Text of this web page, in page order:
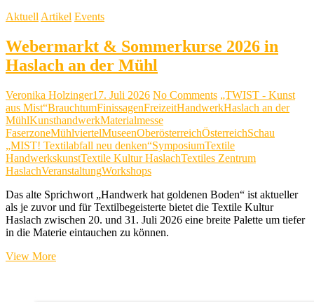
Aktuell Artikel Events
Webermarkt & Sommerkurse 2026 in
Haslach an der Mühl
Veronika Holzinger17. Juli 2026 No Comments „TWIST - Kunst
aus Mist“BrauchtumFinissagenFreizeitHandwerkHaslach an der
MühlKunsthandwerkMaterialmesse
FaserzoneMühlviertelMuseenOberösterreichÖsterreichSchau
„MIST! Textilabfall neu denken“SymposiumTextile
HandwerkskunstTextile Kultur HaslachTextiles Zentrum
HaslachVeranstaltungWorkshops
Das alte Sprichwort „Handwerk hat goldenen Boden“ ist aktueller
als je zuvor und für Textilbegeisterte bietet die Textile Kultur
Haslach zwischen 20. und 31. Juli 2026 eine breite Palette um tiefer
in die Materie eintauchen zu können.
View MoreWebermarkt